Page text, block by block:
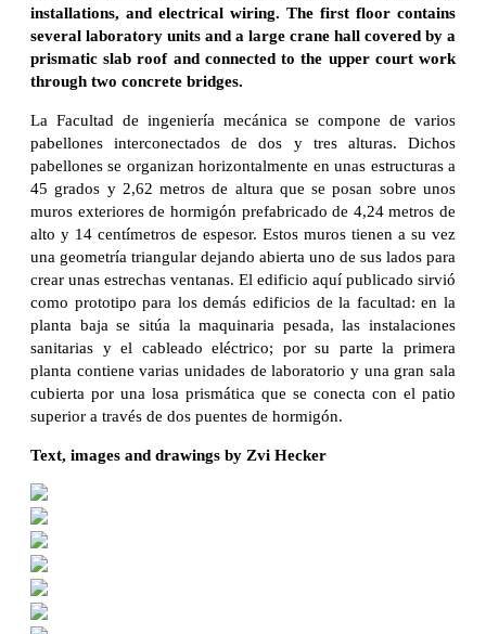
installations, and electrical wiring. The first floor contains
several laboratory units and a large crane hall covered by a
prismatic slab roof and connected to the upper court work
through two concrete bridges.
La Facultad de ingeniería mecánica se compone de varios
pabellones interconectados de dos y tres alturas. Dichos
pabellones se organizan horizontalmente en unas estructuras a
45 grados y 2,62 metros de altura que se posan sobre unos
muros exteriores de hormigón prefabricado de 4,24 metros de
alto y 14 centímetros de espesor. Estos muros tienen a su vez
una geometría triangular dejando abierta uno de sus lados para
crear unas estrechas ventanas. El edificio aquí publicado sirvió
como prototipo para los demás edificios de la facultad: en la
planta baja se sitúa la maquinaria pesada, las instalaciones
sanitarias y el cableado eléctrico; por su parte la primera
planta contiene varias unidades de laboratorio y una gran sala
cubierta por una losa prismática que se conecta con el patio
superior a través de dos puentes de hormigón.
Text, images and drawings by Zvi Hecker